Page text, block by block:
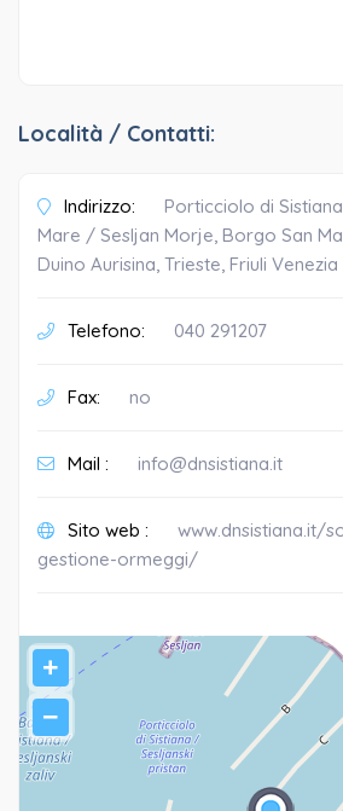
Località / Contatti:
Indirizzo:
Porticciolo di
Mare / Sesljan Morje, Borgo San
Duino Aurisina, Trieste, Friuli Venezia
Telefono: 040 291207
Fax: no
Mail : info@dnsistiana.it
Sito web :
www.dnsistiana.it/
gestione-ormeggi/
+
−